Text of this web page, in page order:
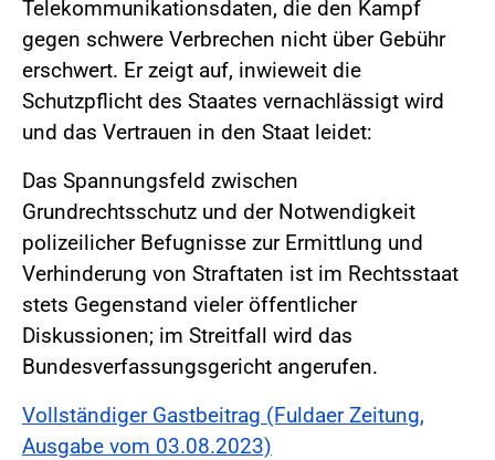
Telekommunikationsdaten, die den Kampf
gegen schwere Verbrechen nicht über Gebühr
erschwert. Er zeigt auf, inwieweit die
Schutzpflicht des Staates vernachlässigt wird
und das Vertrauen in den Staat leidet:
Das Spannungsfeld zwischen
Grundrechtsschutz und der Notwendigkeit
polizeilicher Befugnisse zur Ermittlung und
Verhinderung von Straftaten ist im Rechtsstaat
stets Gegenstand vieler öffentlicher
Diskussionen; im Streitfall wird das
Bundesverfassungsgericht angerufen.
Vollständiger Gastbeitrag (Fuldaer Zeitung,
Ausgabe vom 03.08.2023)